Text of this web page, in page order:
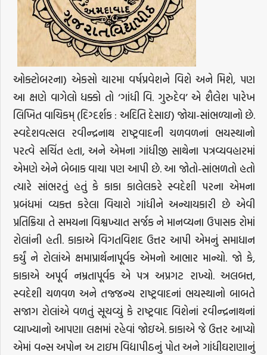
ઓક્ટોબરના) એકસો ચારમા વર્ષપ્રવેશને વિશે અને મિશે, પણ
આ ક્ષણે વાગેલો ધક્કો તો ‘ગાંધી વિ. ગુરુદેવ’ એ શૈલેશ પારેખ
લિખિત વાચિકમ્ (દિગ્દર્શક : અદિતિ દેસાઇ) જોયા-સાંભળ્યાનો છે.
સ્વદેશવત્સલ રવીન્દ્રનાથ રાષ્ટ્રવાદની ચળવળનાં ભયસ્થાનો
પરત્વે સચિંત હતા, અને એમના ગાંધીજી સાથેના પત્રવ્યવહારમાં
એમણે એને બેબાક વાચા પણ આપી છે. આ જોતો-સાંભળતો હતો
ત્યારે સાંભરતું હતું કે કાકા કાલેલકરે સ્વદેશી પરના એમના
પ્રબંધમાં વ્યક્ત કરેલા વિચારો ગાંધીને અન્યાયકારી છે એવી
પ્રતિક્રિયા તે સમયના વિશ્વખ્યાત સર્જક ને માનવ્યના ઉપાસક રોમાં
રોલાંની હતી. કાકાએ વિગતવિશદ ઉત્તર આપી એમનું સમાધાન
કર્યું ને રોલાંએ ક્ષમાપ્રાર્થનાપૂર્વક એમનો આભાર માન્યો. જો કે,
કાકાએ અપૂર્વ નમ્રતાપૂર્વક એ પત્ર અપ્રગટ રાખ્યો. અલબત્ત,
સ્વદેશી ચળવળ અને તજ્જન્ય રાષ્ટ્રવાદનાં ભયસ્થાનો બાબતે
સજાગ રોલાંએ વળતું સૂચવ્યું કે રાષ્ટ્રવાદ વિશેનાં રવીન્દ્રનાથનાં
વ્યાખ્યાનો આપણા લક્ષમાં રહેવાં જોઇએ. કાકાએ જે ઉત્તર આપ્યો
એમાં વન્સ અપોન અ ટાઇમ વિદ્યાપીઠનું પોત અને ગાંધીઘરાણાનું